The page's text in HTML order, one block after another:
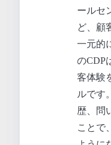
ールセ
ど、顧
一元的
のCDP
客体験
ルです
歴、問
ことで